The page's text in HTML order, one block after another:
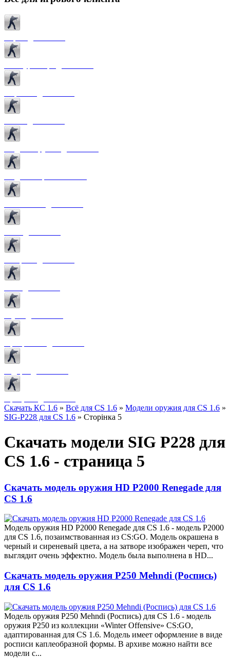
Скачать КС 1.6 » Всё для CS 1.6 » Модели оружия для CS 1.6 »
SIG-P228 для CS 1.6 » Сторінка 5
Скачать модели SIG P228 для
CS 1.6 - страница 5
Скачать модель оружия HD P2000 Renegade для
CS 1.6
Модель оружия HD P2000 Renegade для CS 1.6 - модель P2000
для CS 1.6, позаимствованная из CS:GO. Модель окрашена в
черный и сиреневый цвета, а на затворе изображен череп, что
выглядит очень эффектно. Модель была выполнена в HD...
Скачать модель оружия P250 Mehndi (Роспись)
для CS 1.6
Модель оружия P250 Mehndi (Роспись) для CS 1.6 - модель
оружия P250 из коллекции «Winter Offensive» CS:GO,
адаптированная для CS 1.6. Модель имеет оформление в виде
росписи каплеобразной формы. В архиве можно найти все
модели с...